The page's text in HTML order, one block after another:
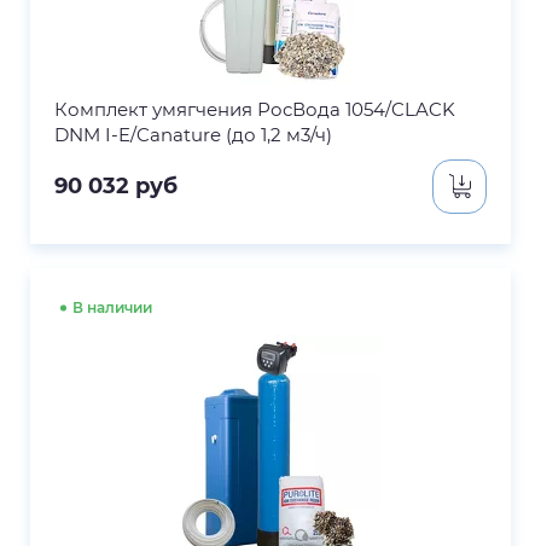
Комплект умягчения РосВода 1054/CLACK
DNM I-E/Canature (до 1,2 м3/ч)
90 032 руб
В наличии